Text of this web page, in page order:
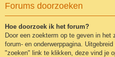
Forums doorzoeken
Hoe doorzoek ik het forum?
Door een zoekterm op te geven in het
forum- en onderwerppagina.
"zoeken" link te klikken, deze vind je